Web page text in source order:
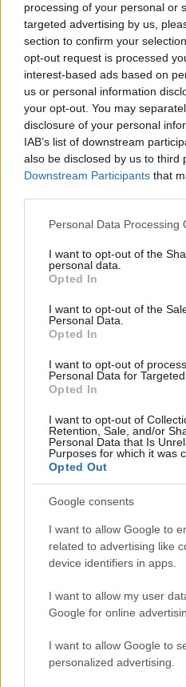
processing of your personal or
targeted advertising by us,
section to confirm your
opt-out request is processed
interest-based ads based on
us or personal information
your opt-out. You may
disclosure of your personal
IAB’s list of downstream
also be disclosed by us to third
Downstream Participants that
Please note that this website/
not limited to your visit or
grant or deny consent to
use your data for below
consent section.
Personal Data Processing
I want to opt-out of the
personal data.
Opted In
I want to opt-out of the
Personal Data.
Opted In
I want to opt-out of
Personal Data for Targeted
Opted In
I want to opt-out of
Retention, Sale, and/or
Personal Data that Is
Purposes for which it was
Opted Out
Google consents
I want to allow Google to
related to advertising like
device identifiers in apps.
I want to allow my user
Google for online
I want to allow Google to
personalized advertising.
Continua a
Guida step-by-step per
credibile e glam
Camilla Fiore · 9 Ago 2026